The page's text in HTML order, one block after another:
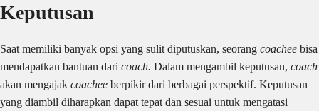
Keputusan
Saat memiliki banyak opsi yang sulit diputuskan, seorang coachee bisa
mendapatkan bantuan dari coach. Dalam mengambil keputusan, coach
akan mengajak coachee berpikir dari berbagai perspektif. Keputusan
yang diambil diharapkan dapat tepat dan sesuai untuk mengatasi